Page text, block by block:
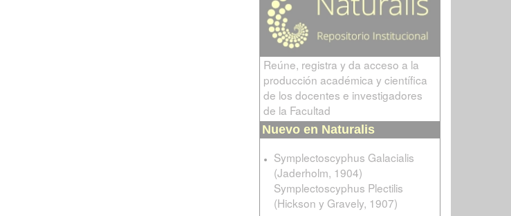
Reúne, registra y da acceso a la
producción académica y científica
de los docentes e investigadores
de la Facultad
Nuevo en Naturalis
Symplectoscyphus Galacialis
(Jaderholm, 1904)
Symplectoscyphus Plectilis
(Hickson y Gravely, 1907)